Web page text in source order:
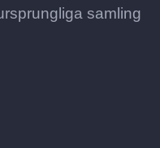
samling